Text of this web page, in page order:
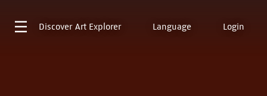
Discover Art Explorer Language Login